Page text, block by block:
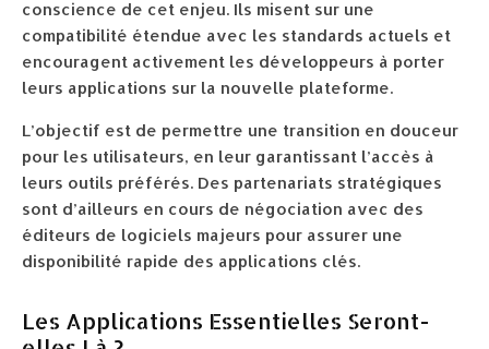
conscience de cet enjeu. Ils misent sur une
compatibilité étendue avec les standards actuels et
encouragent activement les développeurs à porter
leurs applications sur la nouvelle plateforme.
L’objectif est de permettre une transition en douceur
pour les utilisateurs, en leur garantissant l’accès à
leurs outils préférés. Des partenariats stratégiques
sont d’ailleurs en cours de négociation avec des
éditeurs de logiciels majeurs pour assurer une
disponibilité rapide des applications clés.
Les Applications Essentielles Seront-